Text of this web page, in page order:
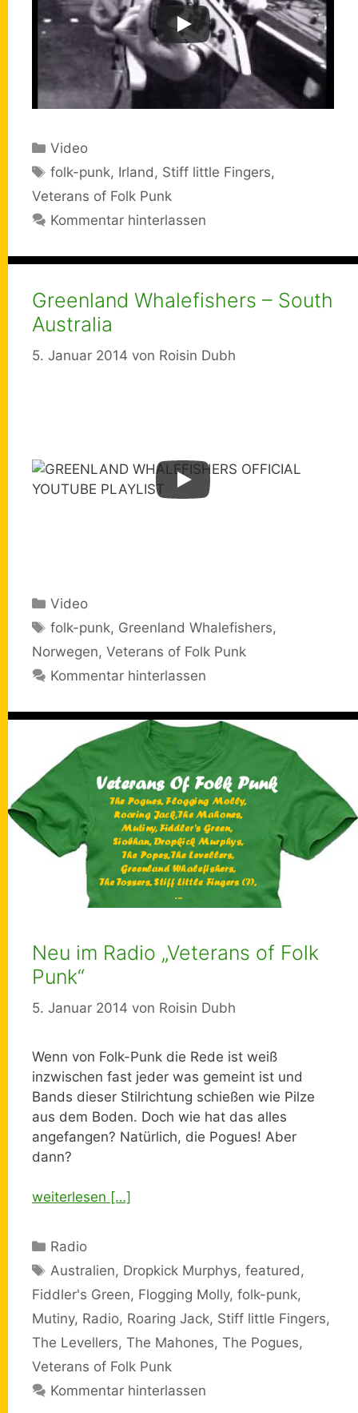
Kategorien
Video
Schlagwörter
folk-punk, Irland, Stiff little Fingers,
Veterans of Folk Punk
Kommentar hinterlassen
Greenland Whalefishers – South
Australia
5. Januar 2014 von Roisin Dubh
Kategorien
Video
Schlagwörter
folk-punk, Greenland Whalefishers,
Norwegen, Veterans of Folk Punk
Kommentar hinterlassen
Neu im Radio „Veterans of Folk
Punk“
5. Januar 2014 von Roisin Dubh
Wenn von Folk-Punk die Rede ist weiß
inzwischen fast jeder was gemeint ist und
Bands dieser Stilrichtung schießen wie Pilze
aus dem Boden. Doch wie hat das alles
angefangen? Natürlich, die Pogues! Aber
dann?
weiterlesen […]
Kategorien
Radio
Schlagwörter
Australien, Dropkick Murphys,featured,
Fiddler's Green, Flogging Molly, folk-punk,
Mutiny, Radio, Roaring Jack, Stiff little Fingers,
The Levellers, The Mahones, The Pogues,
Veterans of Folk Punk
Kommentar hinterlassen